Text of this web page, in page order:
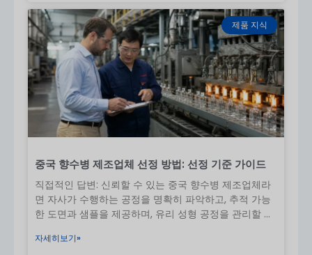
대량 생산:25~35일
11. 물류 및 배송
유연한 배송 솔루션을 제공합니다:
특송(DHL/페덱스/UPS)
- 샘플을 위한 빠른 속도
항공 화물- 중간 속도, 높은 비용
해상 화물- 대량 주문에 가장 경제적
거래 조건을 사용할 수 있습니다:EXW / FOB
배송 전 품질 검사
결함이 있는 제품에 대한 지원
장기 고객 서비스 및 재주문 지원
패키징 호환성을 위한 기술 지원
13. 샘플 정책
제품 지식
중국 향수병 제조업체 선정 방법: 선정 기준 가이드
직접적인 답변: 신뢰할 수 있는 중국 향수병 제조업체라
면 자사가 수행하는 공정을 명확히 파악하고, 추적 가능
한 도면과 샘플을 제공하며, 유리 성형 공정을 관리할 수
자세히보기»